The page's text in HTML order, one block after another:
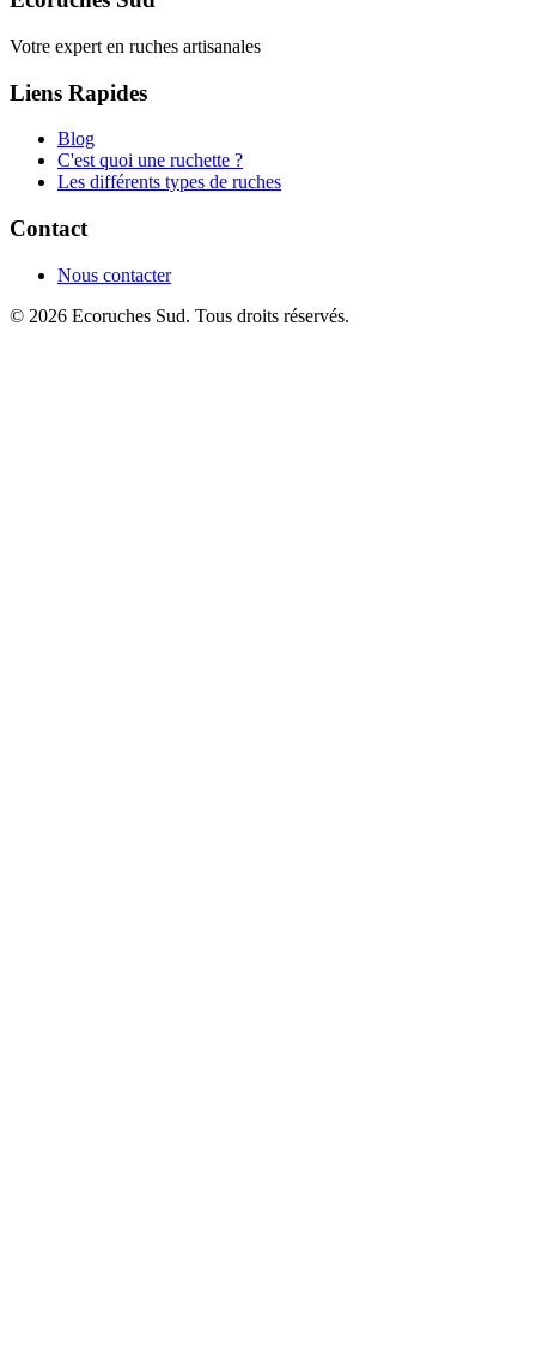
Votre expert en ruches artisanales
Liens Rapides
Blog
C'est quoi une ruchette ?
Les différents types de ruches
Contact
Nous contacter
© 2026 Ecoruches Sud. Tous droits réservés.